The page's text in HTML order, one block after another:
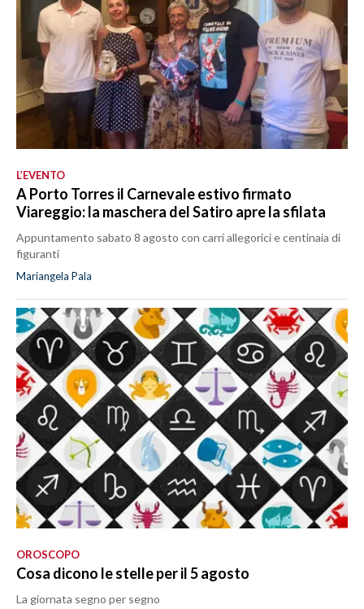
L’EVENTO
A Porto Torres il Carnevale estivo firmato
Viareggio: la maschera del Satiro apre la sfilata
Appuntamento sabato 8 agosto con carri allegorici e centinaia di
figuranti
Mariangela Pala
OROSCOPO
Cosa dicono le stelle per il 5 agosto
La giornata segno per segno